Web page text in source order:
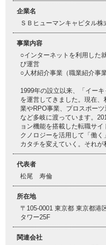
企業名
ＳＢヒューマンキャピタル株
事業内容
○インターネットを利用した
び運営
○人材紹介事業（職業紹介事
1999年の設立以来、「イー
を運営してきました。現在
業やRPO事業、プロスポー
など多岐に渡っています。
ョン機能を搭載した転職サ
クノロジーを活用して「働
カタチを変えていく。それが
代表者
松尾 寿倫
所在地
〒105-0001 東京都 東京都
タワー25F
関連会社